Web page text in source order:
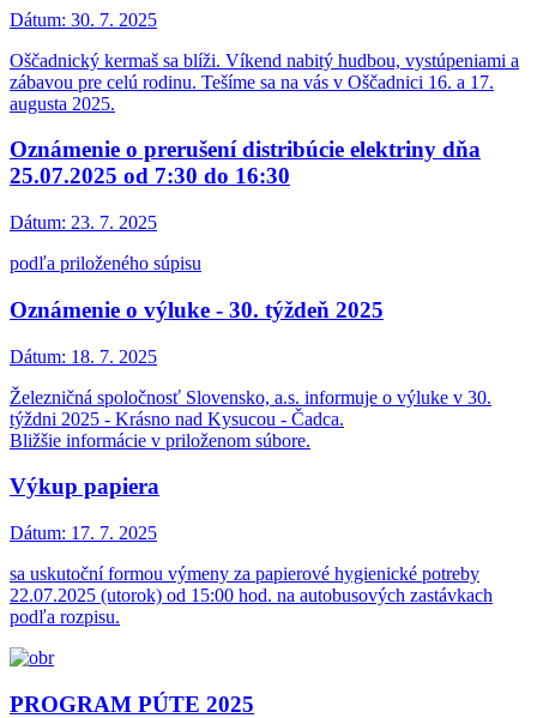
Dátum: 30. 7. 2025
Oščadnický kermaš sa blíži. Víkend nabitý hudbou, vystúpeniami a
zábavou pre celú rodinu. Tešíme sa na vás v Oščadnici 16. a 17.
augusta 2025.
Oznámenie o prerušení distribúcie elektriny dňa
25.07.2025 od 7:30 do 16:30
Dátum: 23. 7. 2025
podľa priloženého súpisu
Oznámenie o výluke - 30. týždeň 2025
Dátum: 18. 7. 2025
Železničná spoločnosť Slovensko, a.s. informuje o výluke v 30.
týždni 2025 - Krásno nad Kysucou - Čadca.
Bližšie informácie v priloženom súbore.
Výkup papiera
Dátum: 17. 7. 2025
sa uskutoční formou výmeny za papierové hygienické potreby
22.07.2025 (utorok) od 15:00 hod. na autobusových zastávkach
podľa rozpisu.
PROGRAM PÚTE 2025